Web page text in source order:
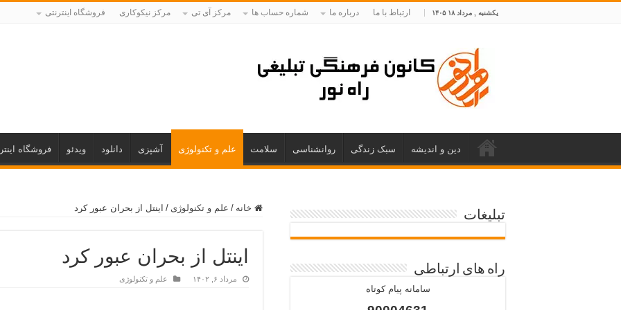
یکشنبه , مرداد ۱۸ ۱۴۰۵ ارتباط با ما درباره ما شماره حساب ها مرکز آی تی مرکز نیکوکاری فروشگاه اینترنتی
دین و اندیشه سبک زندگی روانشناسی سلامت علم و تکنولوژی آشپزی دانلود ویدئو فروشگاه
خانه / علم و تکنولوژی / اینتل از بحران عبور کرد
اینتل از بحران عبور کرد
مرداد ۶, ۱۴۰۲ علم و تکنولوژی
تبلیغات
راه های ارتباطی
سامانه پیام کوتاه